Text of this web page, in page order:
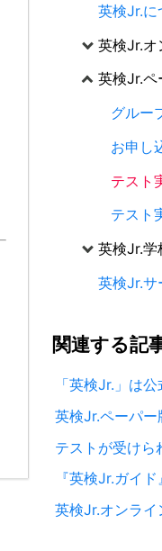
英検Jr.に
英検Jr.オ
英検Jr.ペ
グルー
お申し
テスト
テスト
英検Jr.学
英検Jr.サ
関連する記
「英検Jr.」は
『英検Jr.ガイ
英検Jr.オンライ